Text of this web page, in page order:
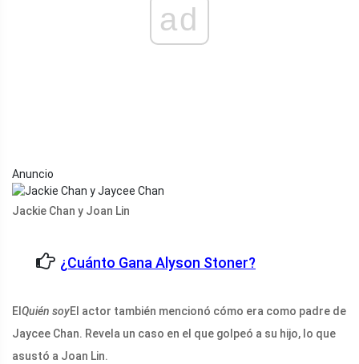
ad
Anuncio
Jackie Chan y Joan Lin
¿Cuánto Gana Alyson Stoner?
El Quién soyEl actor también mencionó cómo era como padre de
Jaycee Chan. Revela un caso en el que golpeó a su hijo, lo que
asustó a Joan Lin.